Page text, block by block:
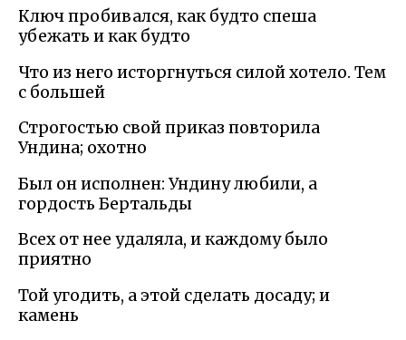
Ключ пробивался, как будто спеша
убежать и как будто
Что из него исторгнуться силой хотело. Тем
с большей
Строгостью свой приказ повторила
Ундина; охотно
Был он исполнен: Ундину любили, а
гордость Бертальды
Всех от нее удаляла, и каждому было
приятно
Той угодить, а этой сделать досаду; и
камень